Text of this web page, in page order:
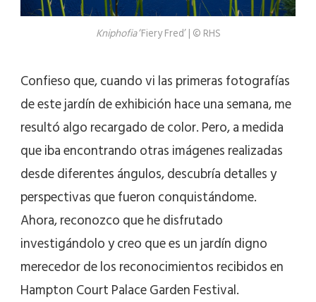
Kniphofia‘Fiery Fred’ | © RHS
Confieso que, cuando vi las primeras fotografías
de este jardín de exhibición hace una semana, me
resultó algo recargado de color. Pero, a medida
que iba encontrando otras imágenes realizadas
desde diferentes ángulos, descubría detalles y
perspectivas que fueron conquistándome.
Ahora, reconozco que he disfrutado
investigándolo y creo que es un jardín digno
merecedor de los reconocimientos recibidos en
Hampton Court Palace Garden Festival.